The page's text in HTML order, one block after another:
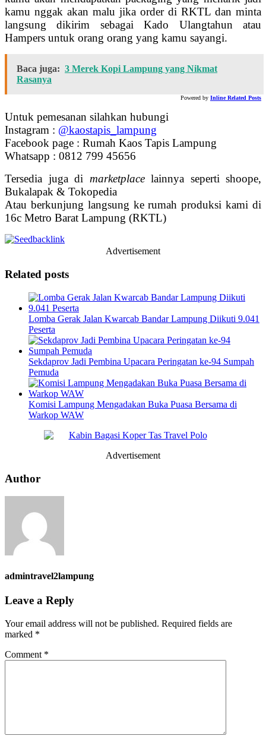
kamu nggak akan malu jika order di RKTL dan minta
langsung dikirim sebagai Kado Ulangtahun atau
Hampers untuk orang orang yang kamu sayangi.
Baca juga: 3 Merek Kopi Lampung yang Nikmat
Rasanya
Powered by Inline Related Posts
Untuk pemesanan silahkan hubungi
Instagram : @kaostapis_lampung
Facebook page : Rumah Kaos Tapis Lampung
Whatsapp : 0812 799 45656
Tersedia juga di marketplacelainnya seperti shoope,
Bukalapak & Tokopedia
Atau berkunjung langsung ke rumah produksi kami di
16c Metro Barat Lampung (RKTL)
Advertisement
Related posts
Lomba Gerak Jalan Kwarcab Bandar Lampung Diikuti 9.041
Peserta
Sekdaprov Jadi Pembina Upacara Peringatan ke-94 Sumpah
Pemuda
Komisi Lampung Mengadakan Buka Puasa Bersama di
Warkop WAW
Advertisement
Author
admintravel2lampung
Leave a Reply
Your email address will not be published. Required fields are
marked *
Comment *